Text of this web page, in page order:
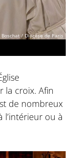
/ Diocèse de Paris
la croix. Afin
de nombreux
l’intérieur ou à